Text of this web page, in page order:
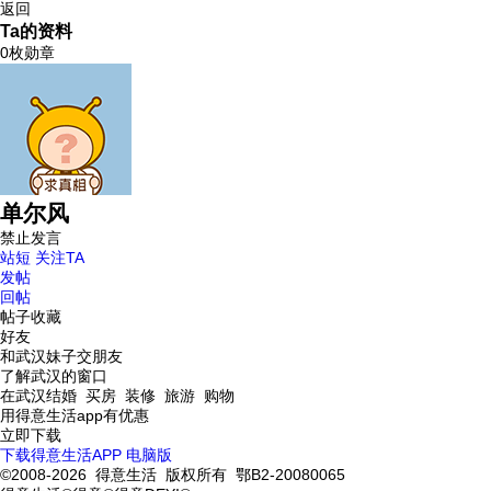
返回
Ta的资料
0枚勋章
单尔风
禁止发言
站短 关注TA
发帖
回帖
帖子收藏
好友
和武汉妹子交朋友
了解武汉的窗口
在武汉结婚 买房 装修 旅游 购物
用得意生活app有优惠
立即下载
下载得意生活APP 电脑版
©2008-2026 得意生活 版权所有 鄂B2-20080065